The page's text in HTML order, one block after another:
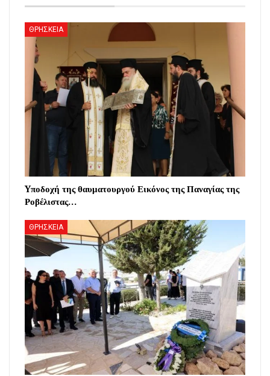
ΘΡΗΣΚΕΙΑ
Yποδοχή της θαυματουργού Εικόνος της Παναγίας της
Ροβέλιστας…
ΘΡΗΣΚΕΙΑ